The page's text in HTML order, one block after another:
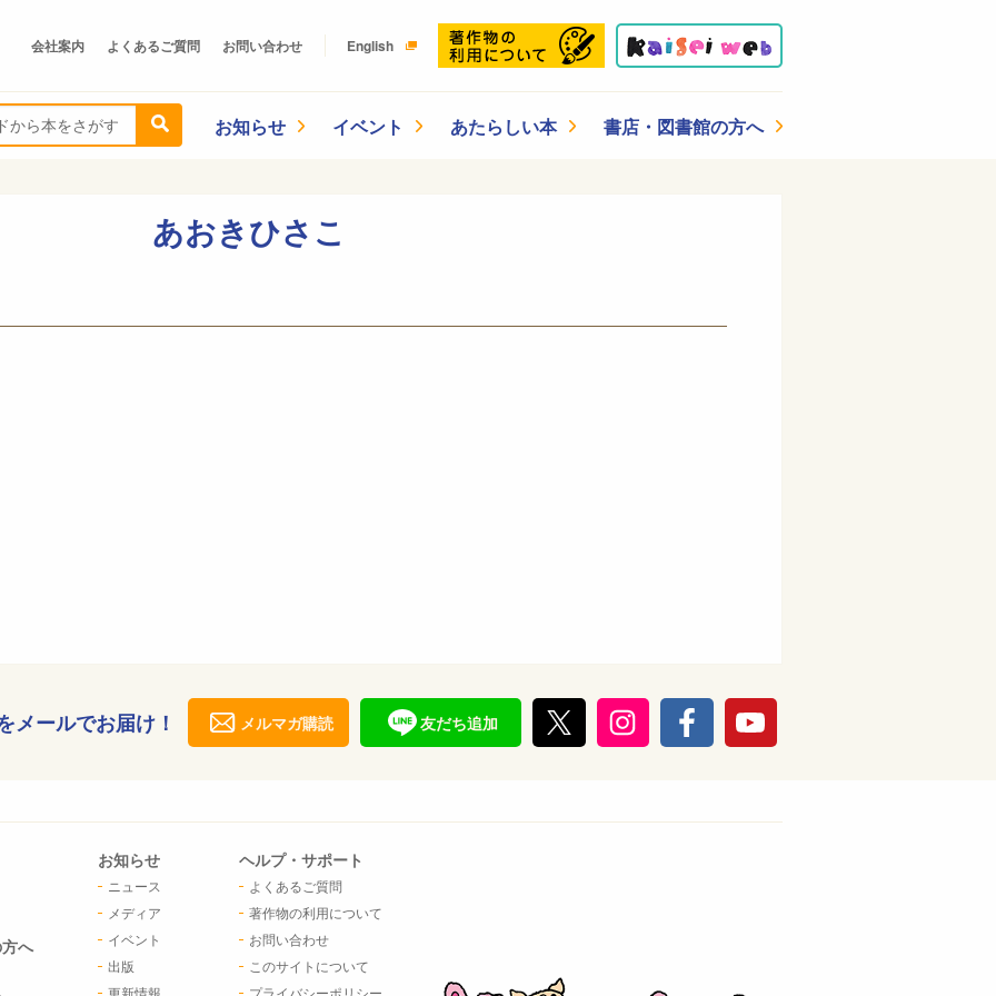
会社案内 よくあるご質問 お問い合わせ English
お知らせ イベント あたらしい本 書店・図書館の方へ
あおきひさこ
メールでお届け！ メルマガ購読 友だち追加
へ
お知らせ
ニュース
メディア
イベント
出版
更新情報
ヘルプ・サポート
よくあるご質問
著作物の利用について
お問い合わせ
このサイトについて
プライバシーポリシー